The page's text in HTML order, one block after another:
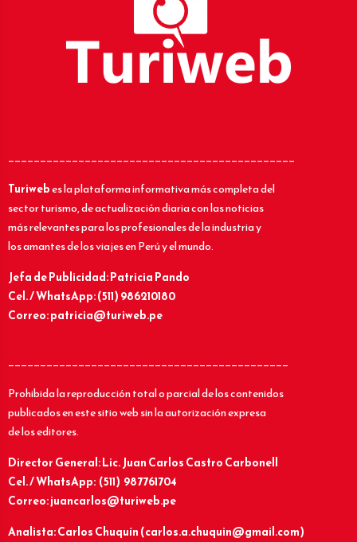
_____________________________________________
Turiwebes la plataforma informativa más completa del
sector turismo, de actualización diaria con las noticias
más relevantes para los profesionales de la industria y
los amantes de los viajes en Perú y el mundo.
Jefa de Publicidad: Patricia Pando
Cel. / WhatsApp: (511) 986210180
Correo: patricia@turiweb.pe
____________________________________________
Prohibida la reproducción total o parcial de los contenidos
publicados en este sitio web sin la autorización expresa
de los editores.
Director General: Lic.Juan Carlos Castro Carbonell
Cel. / WhatsApp: (511) 987761704
Correo: juancarlos@turiweb.pe
Analista: Carlos Chuquín (carlos.a.chuquin@gmail.com)